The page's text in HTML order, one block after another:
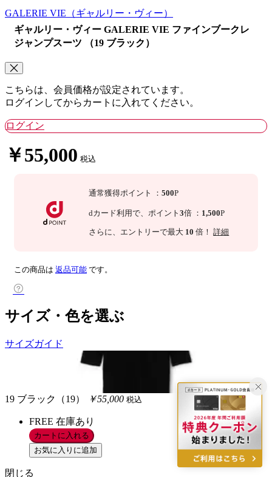
GALERIE VIE （ギャルリー・ヴィー）
ギャルリー・ヴィー GALERIE VIE ファインブークレ
ジャンプスーツ （19 ブラック）
こちらは、会員価格が設定されています。
ログインしてからカートに入れてください。
ログイン
￥55,000 税込
通常獲得ポイント ：500P
dカード利用で、ポイント3倍 ： 1,500P
さらに、エントリーで最大 10 倍！詳細
この商品は 返品可能 です。
サイズ・色を選ぶ
サイズガイド
19 ブラック（19） ￥55,000 税込
FREE 在庫あり
カートに入れる
お気に入りに追加
閉じる